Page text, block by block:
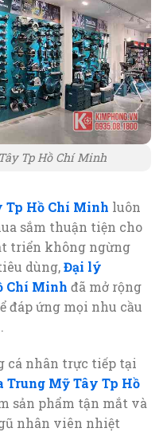
Tp Hồ Chí Minh
Hồ Chí Minh luôn
sắm thuận tiện cho
triển không ngừng
dùng,Đại lý
Chí Minh đã mở rộng
đáp ứng mọi nhu cầu
cá nhân trực tiếp tại
Mỹ Tây Tp Hồ
sản phẩm tận mắt và
nhân viên nhiệt